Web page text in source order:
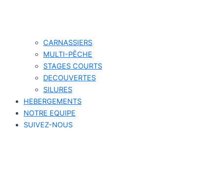
CARNASSIERS
MULTI-PÊCHE
STAGES COURTS
DECOUVERTES
SILURES
HEBERGEMENTS
NOTRE EQUIPE
SUIVEZ-NOUS